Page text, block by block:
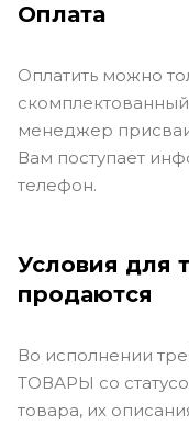
Оплата
Оплатить можно
менеджер
Вам поступает
телефон.
Условия для
продаются
Во исполнении
ТОВАРЫ со
товара, их